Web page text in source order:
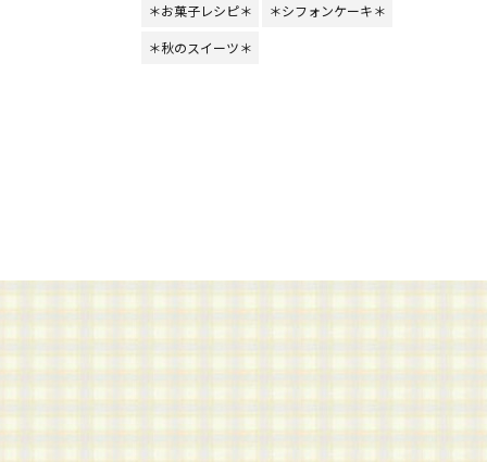
＊お菓子レシピ＊
＊シフォンケーキ＊
＊秋のスイーツ＊